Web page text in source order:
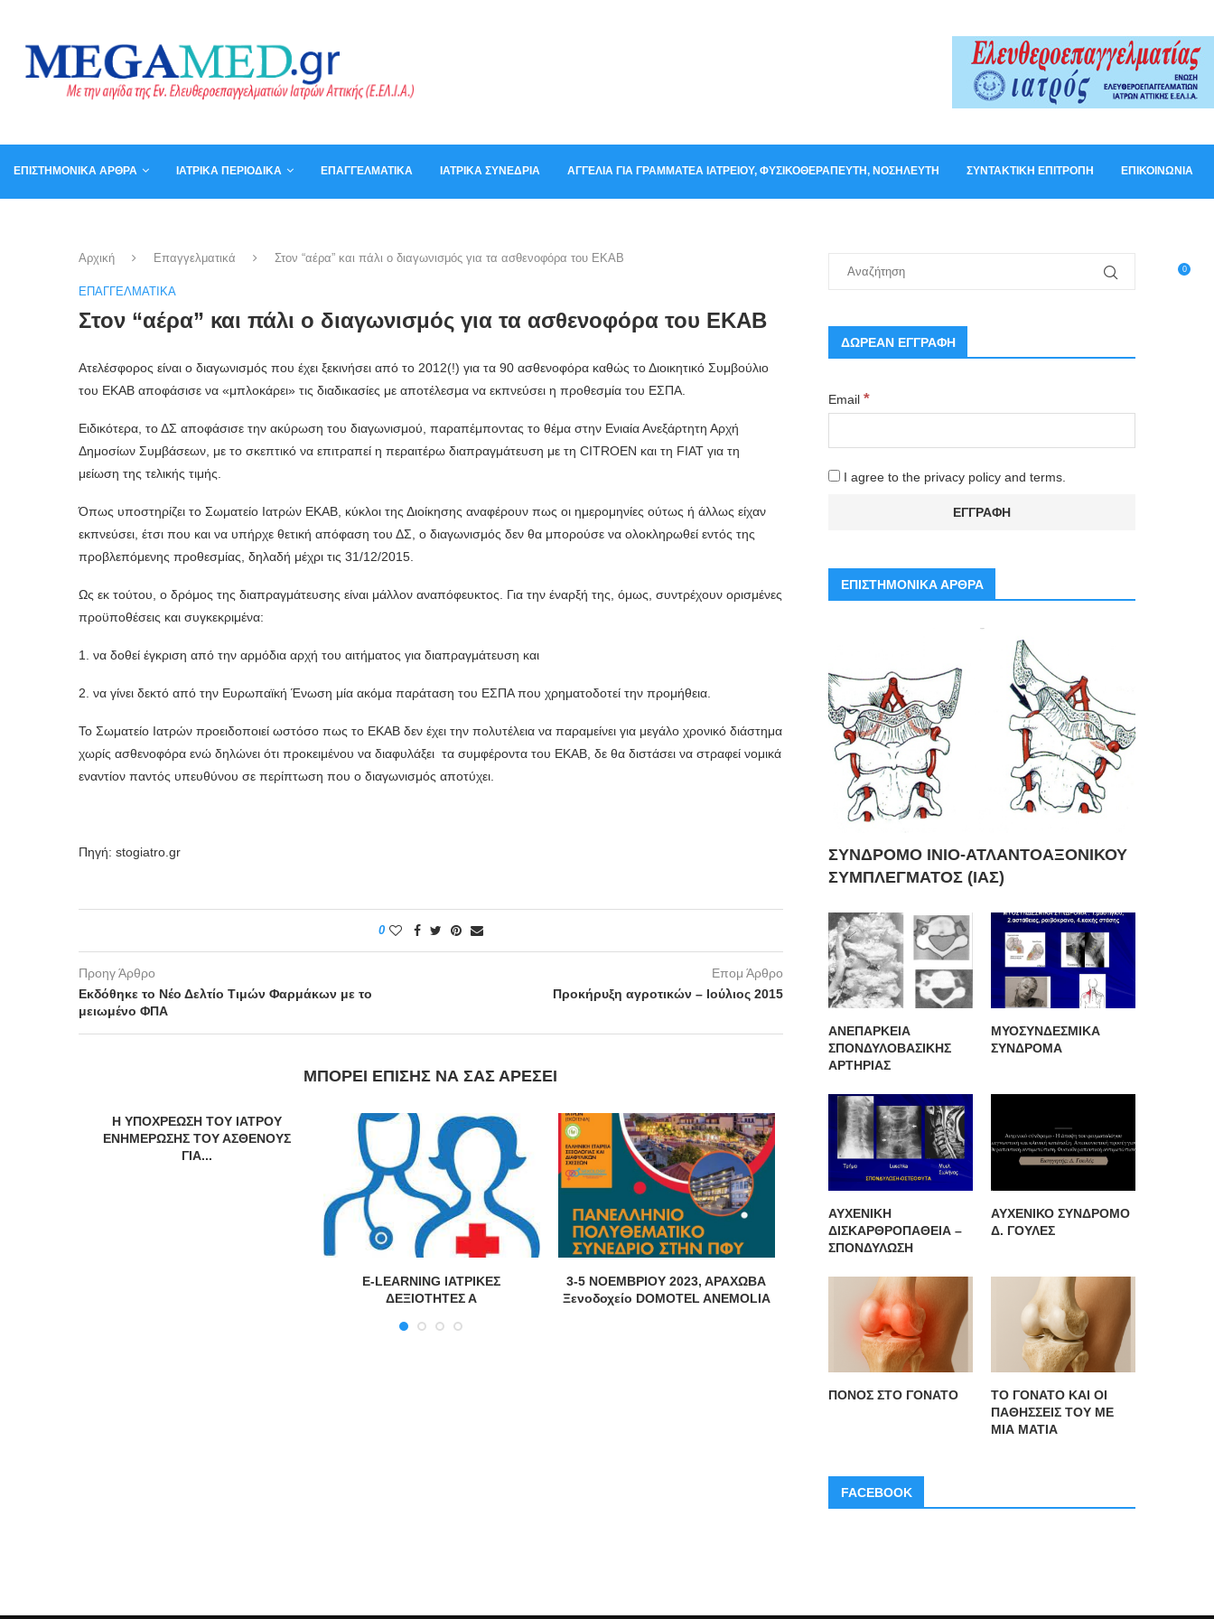
ΕΠΙΣΤΗΜΟΝΙΚΆ ΆΡΘΡΑ ΙΑΤΡΙΚΆ ΠΕΡΙΟΔΙΚΆ ΕΠΑΓΓΕΛΜΑΤΙΚΆ ΙΑΤΡΙΚΆ ΣΥΝΈΔΡΙΑ ΑΓΓΕΛΊΑ ΓΙΑ ΓΡΑΜΜΑΤΈΑ ΙΑΤΡΕΊΟΥ, ΦΥΣΙΚΟΘΕΡΑΠΕΥΤΉ, ΝΟΣΗΛΕΥΤΉ ΣΥΝΤΑΚΤΙΚΉ ΕΠΙΤΡΟΠΉ ΕΠΙΚΟΙΝΩΝΊΑ
0
Αρχική Επαγγελματικά Στον “αέρα” και πάλι ο διαγωνισμός για τα ασθενοφόρα του ΕΚΑΒ
ΕΠΑΓΓΕΛΜΑΤΙΚΆ
Στον “αέρα” και πάλι ο διαγωνισμός για τα ασθενοφόρα του ΕΚΑΒ
Ατελέσφορος είναι ο διαγωνισμός που έχει ξεκινήσει από το 2012(!) για τα 90 ασθενοφόρα καθώς το Διοικητικό Συμβούλιο
του ΕΚΑΒ αποφάσισε να «μπλοκάρει» τις διαδικασίες με αποτέλεσμα να εκπνεύσει η προθεσμία του ΕΣΠΑ.
Ειδικότερα, το ΔΣ αποφάσισε την ακύρωση του διαγωνισμού, παραπέμποντας το θέμα στην Ενιαία Ανεξάρτητη Αρχή
Δημοσίων Συμβάσεων, με το σκεπτικό να επιτραπεί η περαιτέρω διαπραγμάτευση με τη CITROEN και τη FIAT για τη
μείωση της τελικής τιμής.
Όπως υποστηρίζει το Σωματείο Ιατρών ΕΚΑΒ, κύκλοι της Διοίκησης αναφέρουν πως οι ημερομηνίες ούτως ή άλλως είχαν
εκπνεύσει, έτσι που και να υπήρχε θετική απόφαση του ΔΣ, ο διαγωνισμός δεν θα μπορούσε να ολοκληρωθεί εντός της
προβλεπόμενης προθεσμίας, δηλαδή μέχρι τις 31/12/2015.
Ως εκ τούτου, ο δρόμος της διαπραγμάτευσης είναι μάλλον αναπόφευκτος. Για την έναρξή της, όμως, συντρέχουν ορισμένες
προϋποθέσεις και συγκεκριμένα:
1. να δοθεί έγκριση από την αρμόδια αρχή του αιτήματος για διαπραγμάτευση και
2. να γίνει δεκτό από την Ευρωπαϊκή Ένωση μία ακόμα παράταση του ΕΣΠΑ που χρηματοδοτεί την προμήθεια.
Το Σωματείο Ιατρών προειδοποιεί ωστόσο πως το ΕΚΑΒ δεν έχει την πολυτέλεια να παραμείνει για μεγάλο χρονικό διάστημα
χωρίς ασθενοφόρα ενώ δηλώνει ότι προκειμένου να διαφυλάξει τα συμφέροντα του ΕΚΑΒ, δε θα διστάσει να στραφεί νομικά
εναντίον παντός υπευθύνου σε περίπτωση που ο διαγωνισμός αποτύχει.
Πηγή: stogiatro.gr
0
Προηγ Άρθρο
Εκδόθηκε το Νέο Δελτίο Τιμών Φαρμάκων με το
μειωμένο ΦΠΑ
Επομ Άρθρο
Προκήρυξη αγροτικών – Ιούλιος 2015
ΜΠΟΡΕΊ ΕΠΊΣΗΣ ΝΑ ΣΑΣ ΑΡΈΣΕΙ
Η ΥΠΟΧΡΕΩΣΗ ΤΟΥ ΙΑΤΡΟΥ
ΕΝΗΜΕΡΩΣΗΣ ΤΟΥ ΑΣΘΕΝΟΥΣ
ΓΙΑ...
E-LEARNING ΙΑΤΡΙΚΕΣ
ΔΕΞΙΟΤΗΤΕΣ Α
3-5 ΝΟΕΜΒΡΙΟΥ 2023, ΑΡΑΧΩΒΑ
Ξενοδοχείο DOMOTEL ANEMOLIA
O IΣΑ ανακοινώνει την ίδρυση
Ταμείου Επαγγελματικής
Ασφάλισης
Ο ΙΣΑ ζητά να ξεκινήσει
ΔΩΡΕΑΝ ΕΓΓΡΑΦΗ
Email *
I agree to the privacy policy and terms.
ΕΠΙΣΤΗΜΟΝΙΚΑ ΑΡΘΡΑ
ΣΥΝΔΡΟΜΟ ΙΝΙΟ-ΑΤΛΑΝΤΟΑΞΟΝΙΚΟΥ
ΣΥΜΠΛΕΓΜΑΤΟΣ (ΙΑΣ)
ΑΝΕΠΑΡΚΕΙΑ
ΣΠΟΝΔΥΛΟΒΑΣΙΚΗΣ
ΑΡΤΗΡΙΑΣ
ΜΥΟΣΥΝΔΕΣΜΙΚΑ
ΣΥΝΔΡΟΜΑ
ΑΥΧΕΝΙΚΗ
ΔΙΣΚΑΡΘΡΟΠΑΘΕΙΑ –
ΣΠΟΝΔΥΛΩΣΗ
ΑΥΧΕΝΙΚΟ ΣΥΝΔΡΟΜΟ
Δ. ΓΟΥΛΕΣ
ΠΟΝΟΣ ΣΤΟ ΓΟΝΑΤΟ
ΤΟ ΓΟΝΑΤΟ ΚΑΙ ΟΙ
ΠΑΘΗΣΣΕΙΣ ΤΟΥ ΜΕ
ΜΙΑ ΜΑΤΙΑ
FACEBOOK